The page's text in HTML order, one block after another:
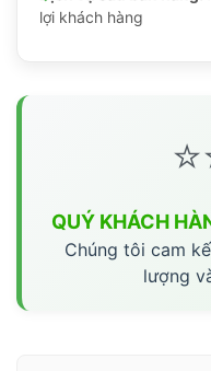
lợi khách hàng
QUÝ KHÁCH
Chúng tôi cam
lượng